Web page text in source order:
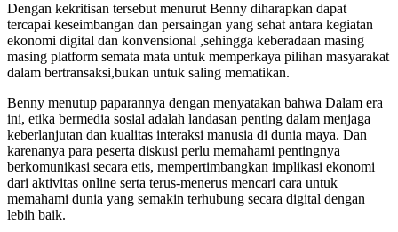
Dengan kekritisan tersebut menurut Benny diharapkan dapat
tercapai keseimbangan dan persaingan yang sehat antara kegiatan
ekonomi digital dan konvensional ,sehingga keberadaan masing
masing platform semata mata untuk memperkaya pilihan masyarakat
dalam bertransaksi,bukan untuk saling mematikan.
Benny menutup paparannya dengan menyatakan bahwa Dalam era
ini, etika bermedia sosial adalah landasan penting dalam menjaga
keberlanjutan dan kualitas interaksi manusia di dunia maya. Dan
karenanya para peserta diskusi perlu memahami pentingnya
berkomunikasi secara etis, mempertimbangkan implikasi ekonomi
dari aktivitas online serta terus-menerus mencari cara untuk
memahami dunia yang semakin terhubung secara digital dengan
lebih baik.